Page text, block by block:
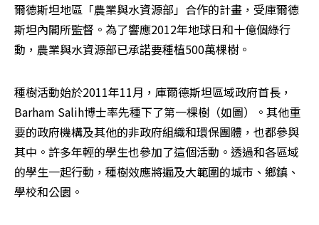
爾德斯坦地區「農業與水資源部」合作的計畫，受庫爾德
斯坦內閣所監督。為了響應2012年地球日和十億個綠行
動，農業與水資源部已承諾要種植500萬棵樹。
種樹活動始於2011年11月，庫爾德斯坦區域政府首長，
Barham Salih博士率先種下了第一棵樹（如圖）。其他重
要的政府機構及其他的非政府組織和環保團體，也都參與
其中。許多年輕的學生也參加了這個活動。透過和各區域
的學生一起行動，種樹效應將遍及大範圍的城市、鄉鎮、
學校和公園。